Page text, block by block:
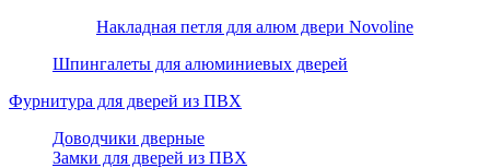
Накладная петля для алюм двери Novoline
Шпингалеты для алюминиевых дверей
Фурнитура для дверей из ПВХ
Доводчики дверные
Замки для дверей из ПВХ